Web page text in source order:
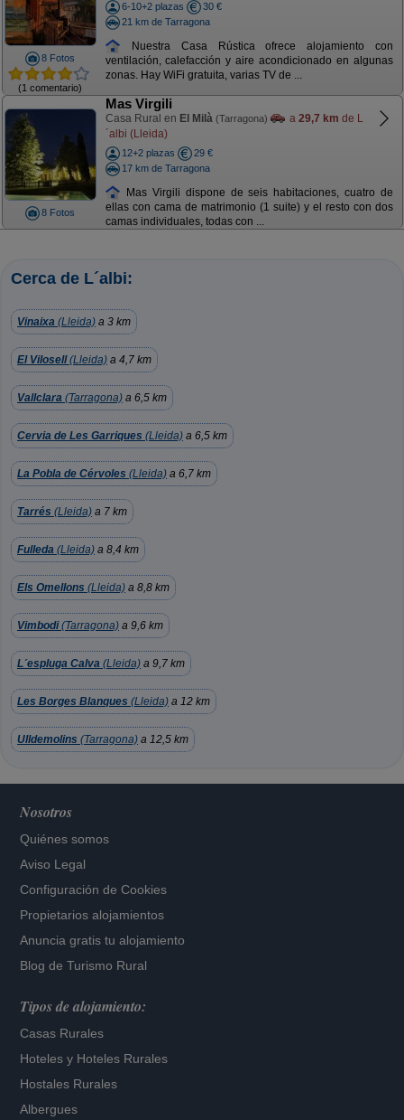
8 Fotos
(1 comentario)
6-10+2 plazas
30 €
21 km de Tarragona
Nuestra Casa Rústica ofrece alojamiento con
ventilación, calefacción y aire acondicionado en algunas
zonas. Hay WiFi gratuita, varias TV de ...
8 Fotos
Mas Virgili
Casa Rural en El Milà (Tarragona) a 29,7 km de L
´albi (Lleida)
12+2 plazas
29 €
17 km de Tarragona
Mas Virgili dispone de seis habitaciones, cuatro de
ellas con cama de matrimonio (1 suite) y el resto con dos
camas individuales, todas con ...
Cerca de L´albi:
Vinaixa (Lleida) a 3 km
El Vilosell(Lleida) a 4,7 km
Vallclara (Tarragona) a 6,5 km
Cervia de Les Garriques (Lleida) a 6,5 km
La Pobla de Cérvoles (Lleida) a 6,7 km
Tarrés (Lleida) a 7 km
Fulleda (Lleida) a 8,4 km
Els Omellons (Lleida) a 8,8 km
Vimbodi(Tarragona) a 9,6 km
L´espluga Calva (Lleida) a 9,7 km
Les Borges Blanques (Lleida) a 12 km
Ulldemolins (Tarragona) a 12,5 km
Nosotros
Quiénes somos
Aviso Legal
Configuración de Cookies
Propietarios alojamientos
Anuncia gratis tu alojamiento
Blog de Turismo Rural
Tipos de alojamiento:
Casas Rurales
Hoteles y Hoteles Rurales
Hostales Rurales
Albergues